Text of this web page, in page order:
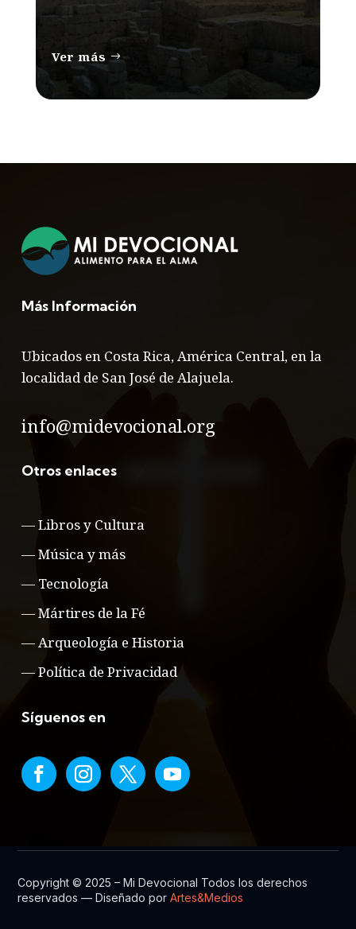
Ver más
Más Información
Ubicados en Costa Rica, América Central, en la
localidad de San José de Alajuela.
info@midevocional.org
Otros enlaces
—Libros y Cultura
—Música y más
— Tecnología
—Mártires de la Fé
—Arqueología e Historia
—Política de Privacidad
Síguenos en
Copyright © 2025 – Mi Devocional Todos los derechos
reservados — Diseñado porArtes&Medios